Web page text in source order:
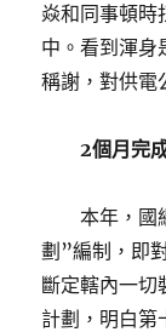
焱和同事頓時
中。看到渾身
稱謝，對供電
2個月完
本年，國
劃”編制，即
斷定轄內一切
計劃，明白第